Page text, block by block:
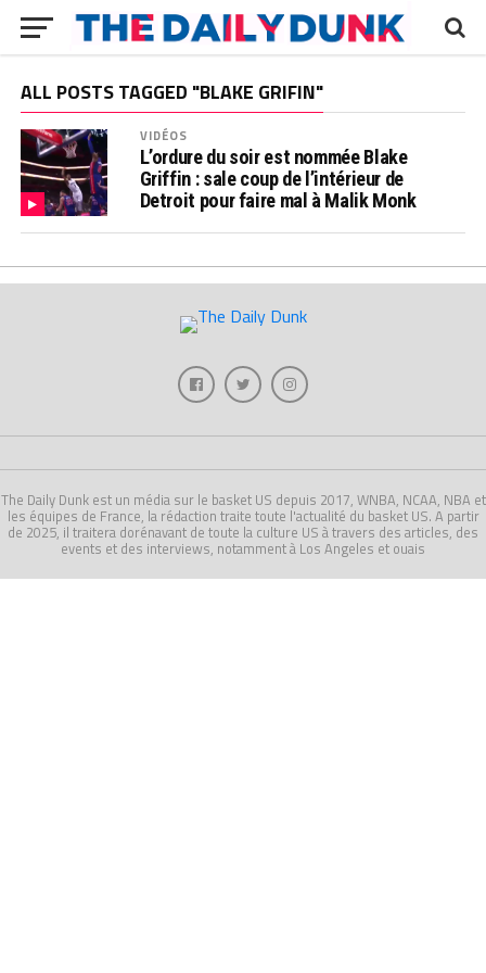
ALL POSTS TAGGED "BLAKE GRIFIN"
VIDÉOS
L’ordure du soir est nommée Blake
Griffin : sale coup de l’intérieur de
Detroit pour faire mal à Malik Monk
The Daily Dunk est un média sur le basket US depuis 2017, WNBA, NCAA, NBA et
les équipes de France, la rédaction traite toute l'actualité du basket US. A partir
de 2025, il traitera dorénavant de toute la culture US à travers des articles, des
events et des interviews, notamment à Los Angeles et ouais